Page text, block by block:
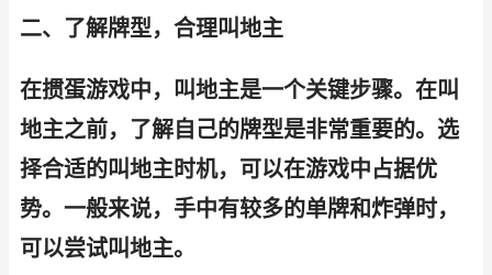
二、了解牌型，合理叫地主
在掼蛋游戏中，叫地主是一个关键步骤。在叫
地主之前，了解自己的牌型是非常重要的。选
择合适的叫地主时机，可以在游戏中占据优
势。一般来说，手中有较多的单牌和炸弹时，
可以尝试叫地主。